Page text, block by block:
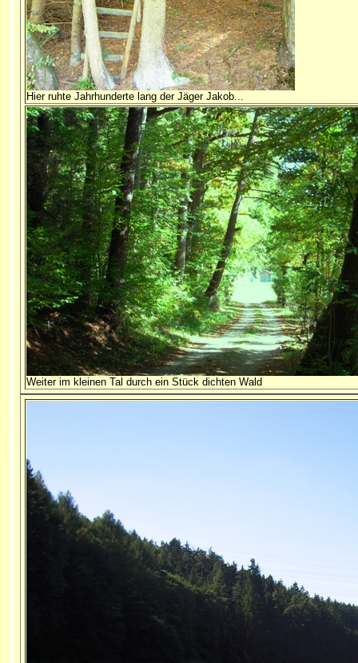
Hier ruhte Jahrhunderte lang der Jäger Jakob...
Weiter im kleinen Tal durch ein Stück dichten Wald